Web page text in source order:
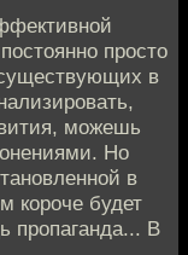
просто
в
можешь
Но
в
короче будет
пропаганда... В